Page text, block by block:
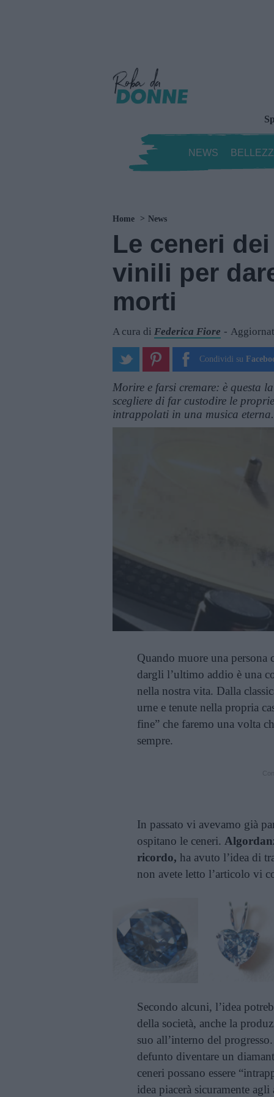
NEWS
Home News
Le ceneri
vinili per
morti
A cura di Federica Fiore
Condividi su
Morire e farsi cremare: è questa
scegliere di far custodire le
intrappolati in una musica
Quando muore una persona
dargli l’ultimo addio è una
nella nostra vita. Dalla
urne e tenute nella propria
fine” che faremo una volta
sempre.
In passato vi avevamo già
ospitano le ceneri.
ricordo, ha avuto l’idea di
non avete letto l’articolo vi
Secondo alcuni, l’idea
della società, anche la
suo all’interno del
defunto diventare un
ceneri possano essere
idea piacerà sicuramente